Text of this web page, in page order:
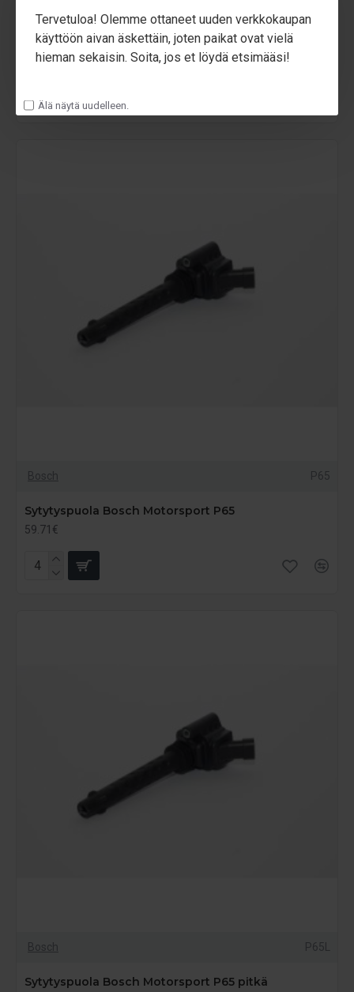
Tervetuloa! Olemme ottaneet uuden verkkokaupan
käyttöön aivan äskettäin, joten paikat ovat vielä
hieman sekaisin. Soita, jos et löydä etsimääsi!
Älä näytä uudelleen.
Sytytyspuola Bosch F000ZS0210 hukkakipinä
85.00€
Bosch P65
Sytytyspuola Bosch Motorsport P65
59.71€
Bosch P65L
Sytytyspuola Bosch Motorsport P65 pitkä